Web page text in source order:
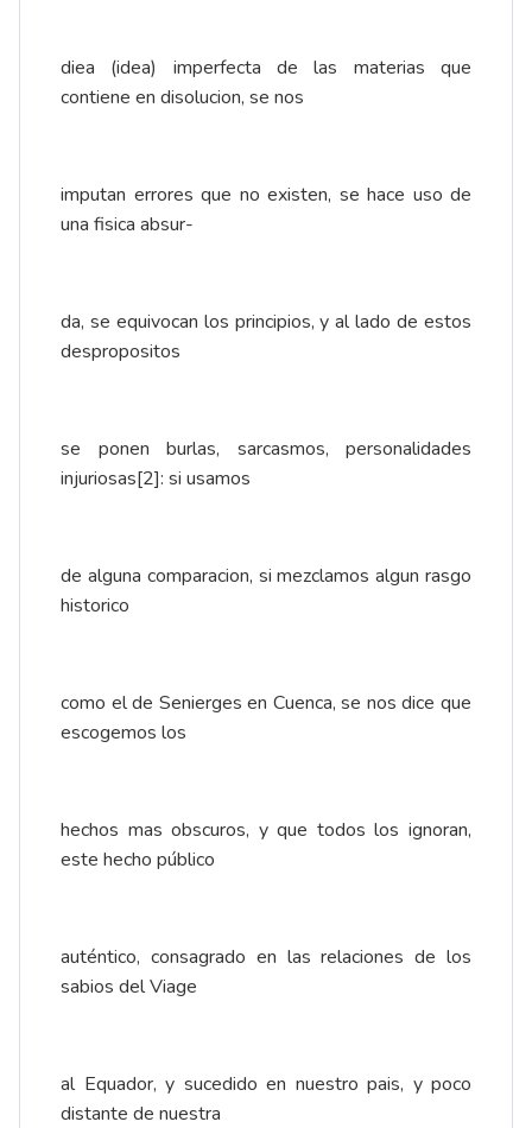
diea (idea) imperfecta de las materias que
contiene en disolucion, se nos
imputan errores que no existen, se hace uso de
una fisica absur-
da, se equivocan los principios, y al lado de estos
despropositos
se ponen burlas, sarcasmos, personalidades
injuriosas[2]: si usamos
de alguna comparacion, si mezclamos algun rasgo
historico
como el de Senierges en Cuenca, se nos dice que
escogemos los
hechos mas obscuros, y que todos los ignoran,
este hecho público
auténtico, consagrado en las relaciones de los
sabios del Viage
al Equador, y sucedido en nuestro pais, y poco
distante de nuestra